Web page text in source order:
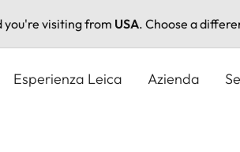
you're visiting from USA. Choose a
Esperienza Leica Azienda